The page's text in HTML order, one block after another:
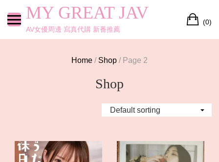
content
MY GREAT JAV
AV女優周邊 寫真代購 新番推薦
(0)
Home / Shop / Page 2
Shop